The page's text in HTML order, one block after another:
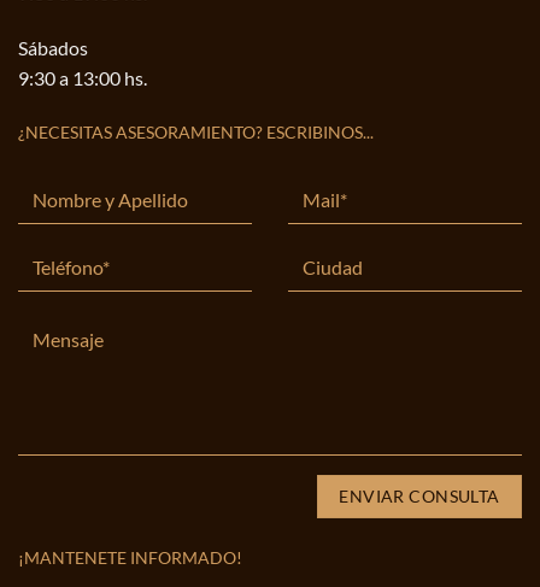
Sábados
9:30 a 13:00 hs.
¿NECESITAS ASESORAMIENTO? ESCRIBINOS...
¡MANTENETE INFORMADO!